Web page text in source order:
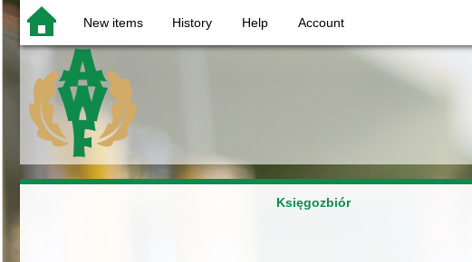
New items History Help Account
Księgozbiór